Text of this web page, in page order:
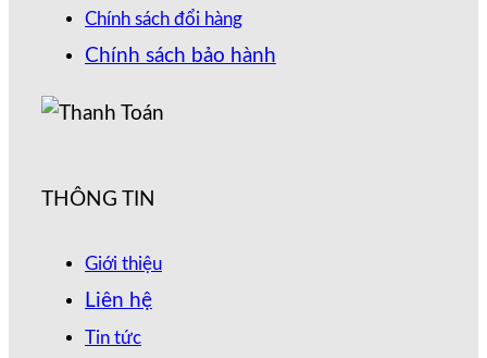
Chính sách đổi hàng
Chính sách bảo hành
THÔNG TIN
Giới thiệu
Liên hệ
Tin tức